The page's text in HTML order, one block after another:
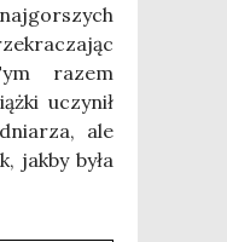
razem
uczy­nił
ale
jak­by była